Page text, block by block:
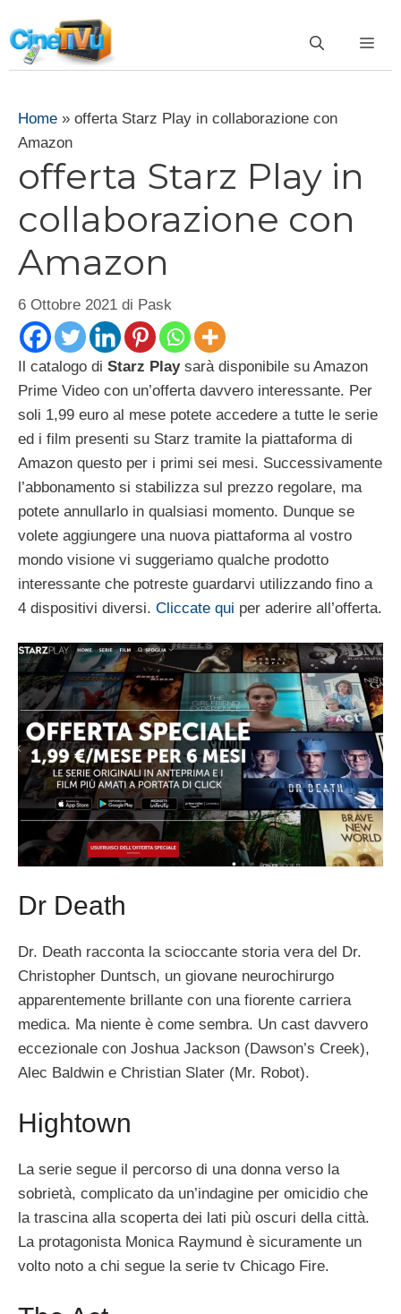
al
contenuto
Home » offerta Starz Play in collaborazione con
Amazon
offerta Starz Play in
collaborazione con
Amazon
6 Ottobre 2021 di Pask
Il catalogo di Starz Playsarà disponibile su Amazon
Prime Video con un’offerta davvero interessante. Per
soli 1,99 euro al mese potete accedere a tutte le serie
ed i film presenti su Starz tramite la piattaforma di
Amazon questo per i primi sei mesi. Successivamente
l’abbonamento si stabilizza sul prezzo regolare, ma
potete annullarlo in qualsiasi momento. Dunque se
volete aggiungere una nuova piattaforma al vostro
mondo visione vi suggeriamo qualche prodotto
interessante che potreste guardarvi utilizzando fino a
4 dispositivi diversi. Cliccate qui per aderire all’offerta.
Dr Death
Dr. Death racconta la scioccante storia vera del Dr.
Christopher Duntsch, un giovane neurochirurgo
apparentemente brillante con una fiorente carriera
medica. Ma niente è come sembra. Un cast davvero
eccezionale con Joshua Jackson (Dawson’s Creek),
Alec Baldwin e Christian Slater (Mr. Robot).
Hightown
La serie segue il percorso di una donna verso la
sobrietà, complicato da un’indagine per omicidio che
la trascina alla scoperta dei lati più oscuri della città.
La protagonista Monica Raymund è sicuramente un
volto noto a chi segue la serie tv Chicago Fire.